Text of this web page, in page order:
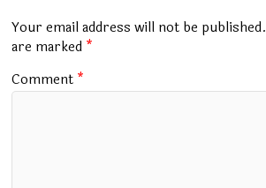
o
k
p
p
m
Your email address will not be published.
are marked *
Comment *